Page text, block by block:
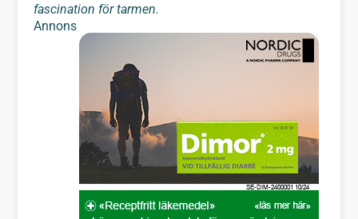
fascination för tarmen.
Annons